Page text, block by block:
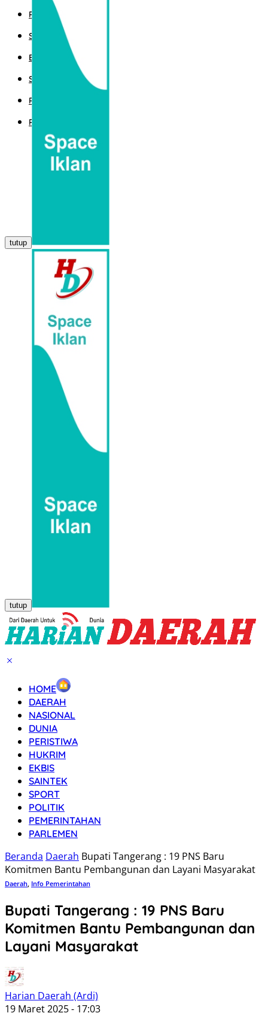
POLITIK
SPORT
EKBIS
SAINTEK
PEMERINTAHAN
PARLEMEN
tutup
tutup
HOME
DAERAH
NASIONAL
DUNIA
PERISTIWA
HUKRIM
EKBIS
SAINTEK
SPORT
POLITIK
PEMERINTAHAN
PARLEMEN
Beranda Daerah Bupati Tangerang : 19 PNS Baru
Komitmen Bantu Pembangunan dan Layani Masyarakat
Daerah, Info Pemerintahan
Bupati Tangerang : 19 PNS Baru
Komitmen Bantu Pembangunan dan
Layani Masyarakat
Harian Daerah (Ardi)
19 Maret 2025 - 17:03